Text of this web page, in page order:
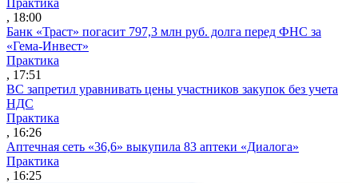
, 18:00
Банк «Траст» погасит 797,3 млн руб. долга перед ФНС за
«Гема-Инвест»
Практика
, 17:51
ВС запретил уравнивать цены участников закупок без учета
НДС
Практика
, 16:26
Аптечная сеть «36,6» выкупила 83 аптеки «Диалога»
Практика
, 16:25